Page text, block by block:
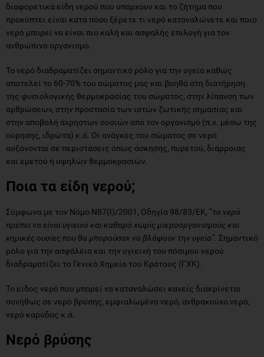
διαφορετικά είδη νερού που υπάρχουν και το ζήτημα που
προκύπτει είναι κατά πόσο ξέρετε τι νερό καταναλώνετε και ποιο
νερό μπορεί να είναι πιο καλή και ασφαλής επιλογή για τον
ανθρώπινο οργανισμό.
Το νερό διαδραματίζει σημαντικό ρόλο για την υγεία καθώς
αποτελεί το 60-70% του σώματος μας και βοηθά στη διατήρηση
της φυσιολογικής θερμοκρασίας του σώματος, στην λίπανση των
αρθρώσεων, στην προστασία των ιστών ζωτικής σημασίας και
στην αποβολή άχρηστων ουσιών από τον οργανισμό (π.χ. μέσω της
ούρησης, ιδρώτα) κ.ά. Οι ανάγκες του σώματος σε νερό
αυξάνονται σε περιστάσεις όπως άσκησης, πυρετού, διάρροιας
και εμετού ή υψηλών θερμοκρασιών.
Ποια τα είδη νερού;
Σύμφωνα με τον Νόμο Ν87(Ι)/2001, Οδηγία 98/83/ΕΚ, “το νερό
πρέπει να είναι υγιεινό και καθαρό χωρίς μικροοργανισμούς και
χημικές ουσίες που θα μπορούσαν να βλάψουν την υγεία” . Σημαντικό
ρόλο για την ασφάλεια και την υγιεινή του πόσιμου νερού
διαδραματίζει το Γενικό Χημείο του Κράτους (ΓΧΚ).
Το είδος νερό που μπορεί να καταναλώσει κανείς διακρίνεται
συνήθως σε νερό βρύσης, εμφιαλωμένο νερό, ανθρακούχο νερό,
νερό καρύδας κ.ά.
Νερό βρύσης